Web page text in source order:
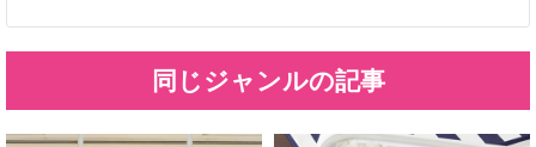
同じジャンルの記事